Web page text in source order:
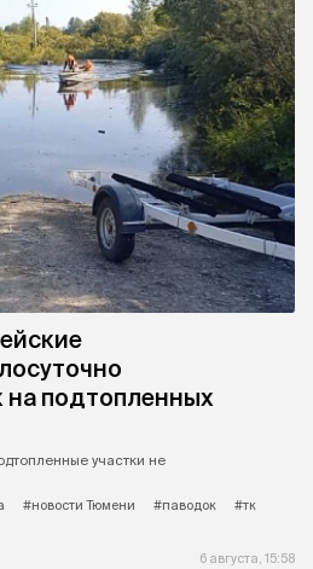
на подтопленных
участки не
#новости Тюмени #паводок #тк
6 августа, 15:58